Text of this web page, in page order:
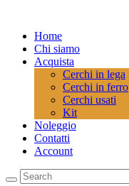
Home
Chi siamo
Acquista
Cerchi in lega
Cerchi in ferro
Cerchi usati
Kit
Noleggio
Contatti
Account